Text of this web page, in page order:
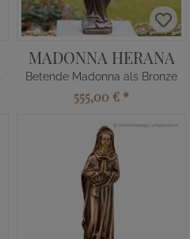
MADONNA HERANA
Betende Madonna als Bronze
555,00 € *